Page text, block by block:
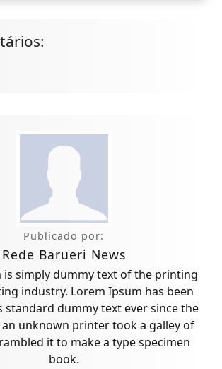
Publicado por:
Rede Barueri News
is simply dummy text of the printing
industry. Lorem Ipsum has been
dummy text ever since the
an unknown printer took a galley of
it to make a type specimen
book.